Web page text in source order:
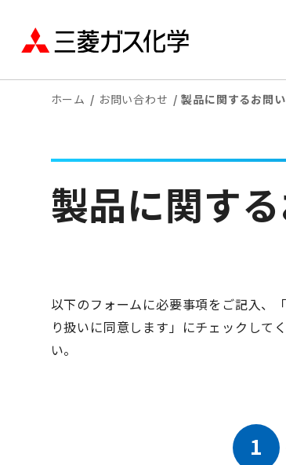
ホーム お問い合わせ 製品に関するお問
製品に関す
以下のフォームに必要事項をご記入、
り扱いに同意します」にチェックして
い。
1